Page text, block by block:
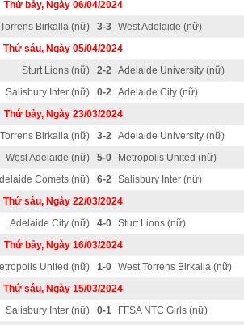
Thứ bảy, Ngày 06/04/2024
Birkalla (nữ) 3-3
West Adelaide (nữ)
Thứ sáu, Ngày 05/04/2024
Sturt Lions (nữ) 2-2
Adelaide University (nữ)
Salisbury Inter (nữ) 0-2
Adelaide City (nữ)
Thứ bảy, Ngày 23/03/2024
Birkalla (nữ) 3-2
Adelaide University (nữ)
West Adelaide (nữ) 5-0
Metropolis United (nữ)
Comets (nữ) 6-2
Salisbury Inter (nữ)
Thứ sáu, Ngày 22/03/2024
Adelaide City (nữ) 4-0
Sturt Lions (nữ)
Thứ bảy, Ngày 16/03/2024
United (nữ) 1-0
West Torrens Birkalla (nữ)
Thứ sáu, Ngày 15/03/2024
Salisbury Inter (nữ) 0-1
FFSA NTC Girls (nữ)